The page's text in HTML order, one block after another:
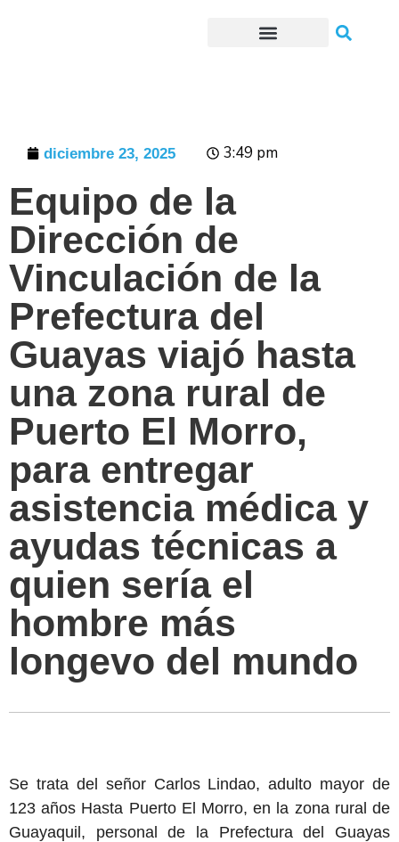
diciembre 23, 2025 3:49 pm
Equipo de la
Dirección de
Vinculación de la
Prefectura del
Guayas viajó hasta
una zona rural de
Puerto El Morro,
para entregar
asistencia médica y
ayudas técnicas a
quien sería el
hombre más
longevo del mundo
Se trata del señor Carlos Lindao, adulto mayor de
123 años Hasta Puerto El Morro, en la zona rural de
Guayaquil, personal de la Prefectura del Guayas